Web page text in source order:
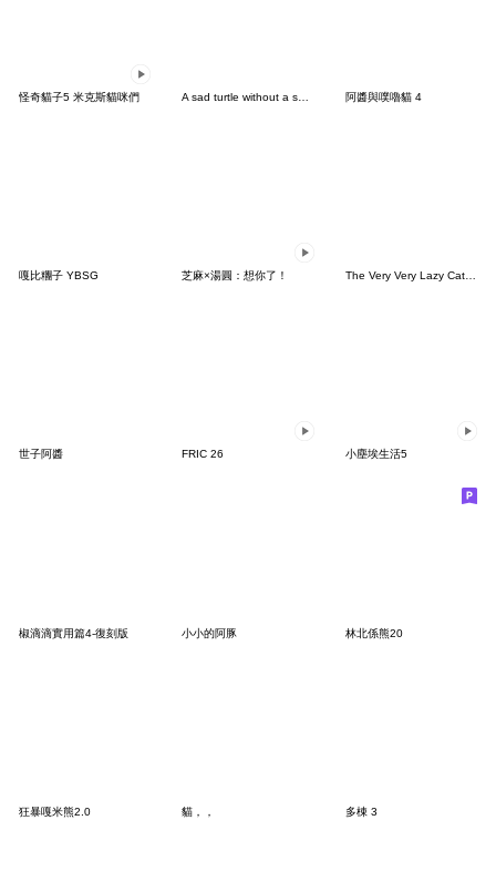
怪奇貓子5 米克斯貓咪們 阿醬與噗嚕貓 4
嘎比糰子 YBSG 芝麻×湯圓：想你了！ The Very Very Lazy Cat 20 (EN)
世子阿醬 FRIC 26 小塵埃生活5
椒滴滴實用篇4-復刻版 小小的阿豚 林北係熊20
狂暴嘎米熊2.0 貓，， 多棟 3